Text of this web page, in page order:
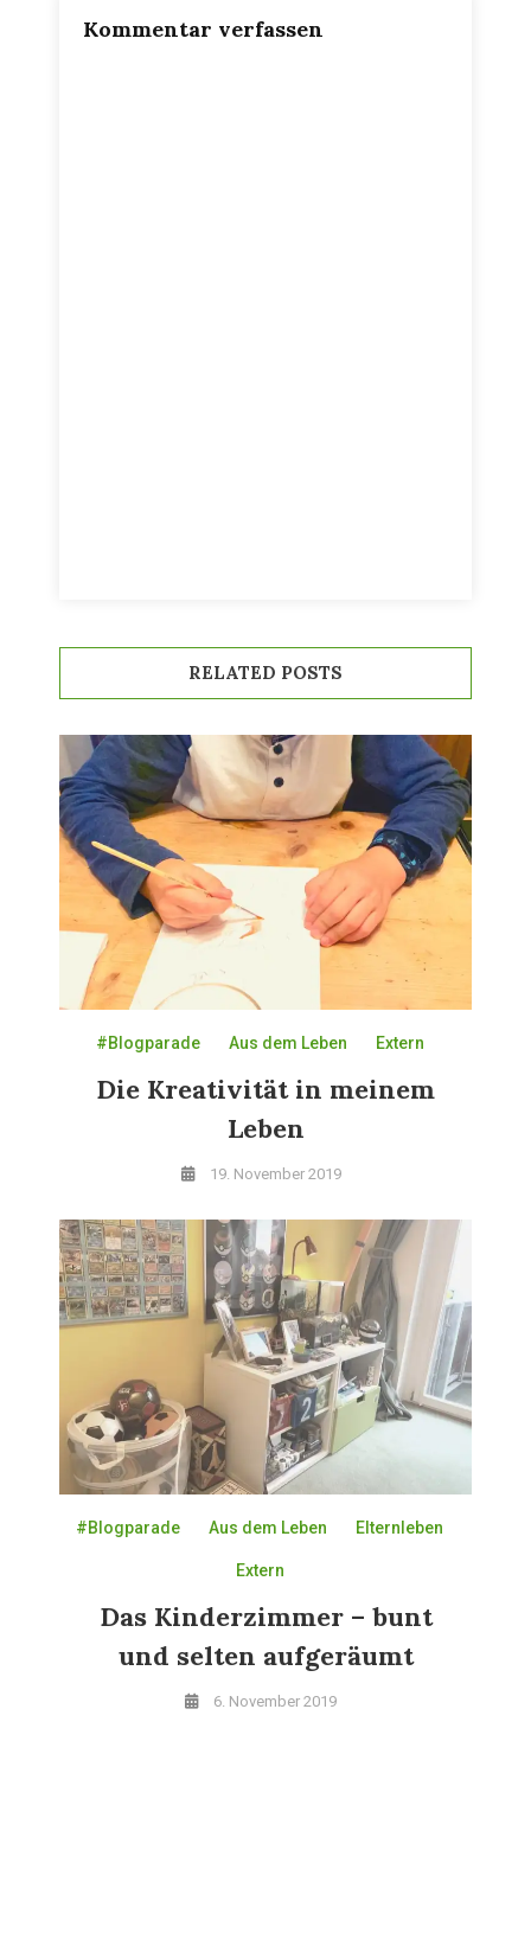
Kommentar verfassen
RELATED POSTS
#Blogparade Aus dem Leben Extern
Die Kreativität in meinem
Leben
19. November 2019
#Blogparade Aus dem Leben Elternleben
Extern
Das Kinderzimmer – bunt
und selten aufgeräumt
6. November 2019